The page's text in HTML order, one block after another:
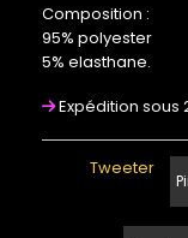
Composition :
95% polyester
5% elasthane.
Expédition sous
Tweeter